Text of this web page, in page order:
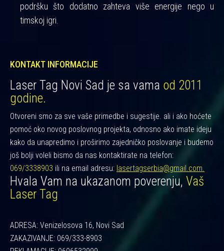
podršku što dodatno zahteva više energije nego u
timskoj igri.
KONTAKT INFORMACIJE
Laser Tag Novi Sad je sa vama od 2011
godine.
Otvoreni smo za sve vaše primedbe i sugestije. ali i ako hoćete
pomoć oko novog poslovnog projekta, odnosno ako imate ideju
kako da unapredimo i proširimo zajedničko poslovanje i budemo
još bolji voleli bismo da nas kontaktirate na telefon:
069/3338903 ili na email adresu: lasertagserbia@gmail.com.
Hvala Vam na ukazanom poverenju, Vaš
Laser Tag
ADRESA: Venizelosova 16, Novi Sad
ZAKAZIVANJE: 069/333-8903